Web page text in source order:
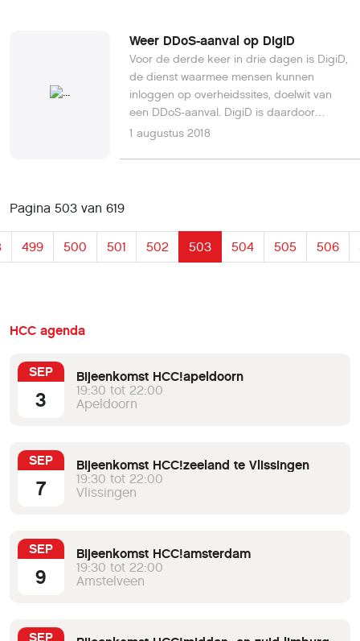
Telegram krijgt dit bijvoorbeeld nog niet
voor elkaar.Lees hier verder.
Weer DDoS-aanval op DigiD
Voor de derde keer in drie dagen is DigiD,
de dienst waarmee mensen kunnen
inloggen op overheidssites, doelwit van
een DDoS-aanval. DigiD is daardoor
moeilijker te gebruiken, meldt Logius, een
1 augustus 2018
Pagina 503 van 619
499 500 501 502 503 504 505 506
HCC agenda
SEP
3
Bijeenkomst HCC!apeldoorn
19:30 tot 22:00
Apeldoorn
SEP
7
Bijeenkomst HCC!zeeland te Vlissingen
19:30 tot 22:00
Vlissingen
SEP
9
Bijeenkomst HCC!amsterdam
19:30 tot 22:00
Amstelveen
SEP